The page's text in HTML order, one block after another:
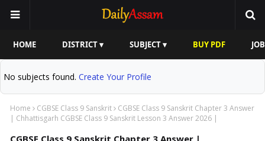
HOME DISTRICT ▾ SUBJECT ▾ BUY PDF
No subjects found. Create Your Profile
Home CGBSE Class 9 Sanskrit
CGBSE Class 9 Sanskrit Chapter 3 Answer
| Chhattisgarh CGBSE Class 9 Sanskrit Lesson 3 Answer 2026 |
CGBSE Class 9 Sanskrit Chapter 3 Answer |